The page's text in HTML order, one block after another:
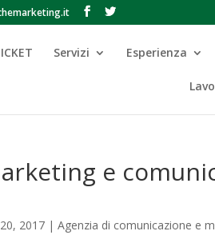
Servizi Esperienza
e
2017 |Agenzia di comunicazione e